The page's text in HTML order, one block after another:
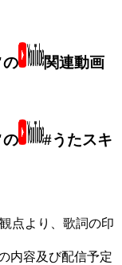
の 関連動画
の
#うたスキ
点より、歌詞の印
内容及び配信予定